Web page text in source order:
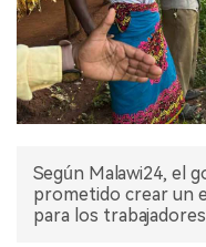
Según Malawi24, el
prometido crear un
para los